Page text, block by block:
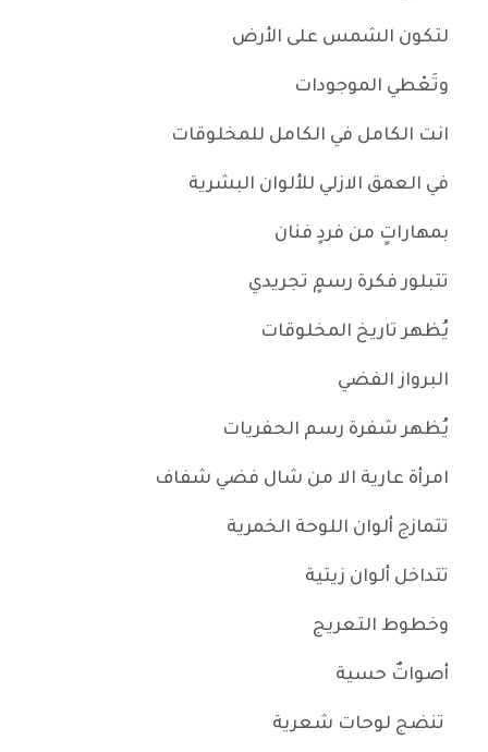
لتكون الشمس على الأرض
وتَعْطي الموجودات
انت الكامل في الكامل للمخلوقات
في العمق الازلي للألوان البشرية
بمهاراتٍ من فردٍ فنان
تتبلور فكرة رسمٍ تجريدي
يُظهر تاريخ المخلوقات
البرواز الفضي
يُظهر شفرة رسم الحفريات
امرأة عارية الا من شال فضي شفاف
تتمازج ألوان اللوحة الخمرية
تتداخل ألوان زيتية
وخطوط التعريج
أصواتٌ حسية
تنضج لوحات شعرية